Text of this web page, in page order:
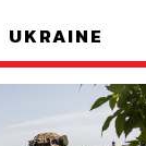
UKRAINE